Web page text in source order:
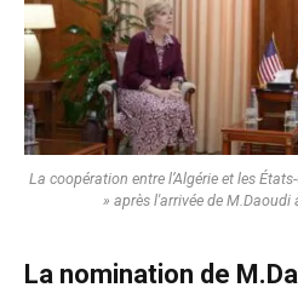
La coopération entre l’Algérie et les
» après l'arrivée de M.Daoudi
La nomination de